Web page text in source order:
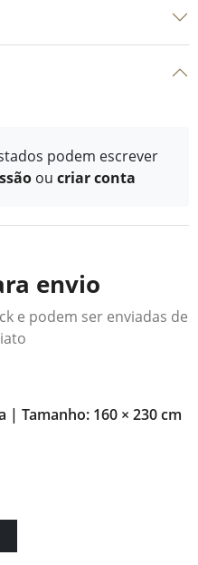
podem escrever
ou criar conta
envio
e podem ser enviadas de
| Tamanho: 160 × 230 cm